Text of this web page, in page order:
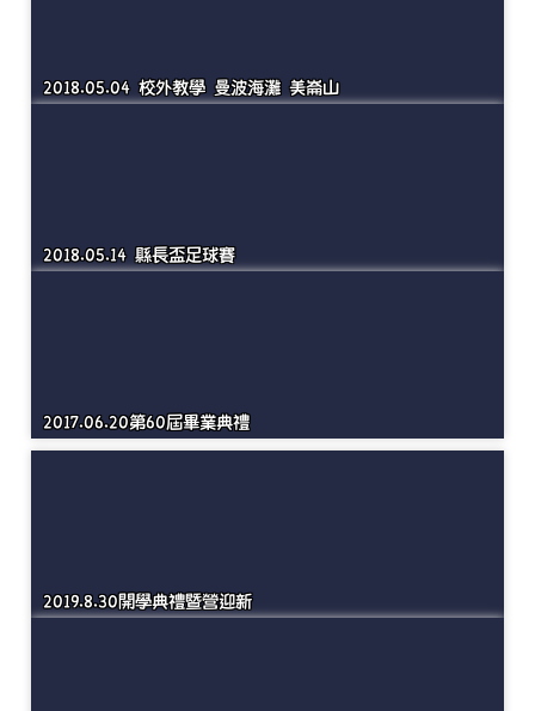
2018.04.28 非洲鼓表演 林務局南華工作站
2018.05.04 校外教學 曼波海灘 美崙山
2018.05.14 縣長盃足球賽
2017.06.20第60屆畢業典禮